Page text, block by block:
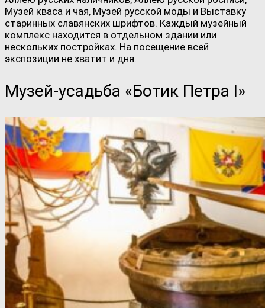
Музей кваса и чая, Музей русской моды и Выставку
старинных славянских шрифтов. Каждый музейный
комплекс находится в отдельном здании или
нескольких постройках. На посещение всей
экспозиции не хватит и дня.
Музей-усадьба «Ботик Петра I»